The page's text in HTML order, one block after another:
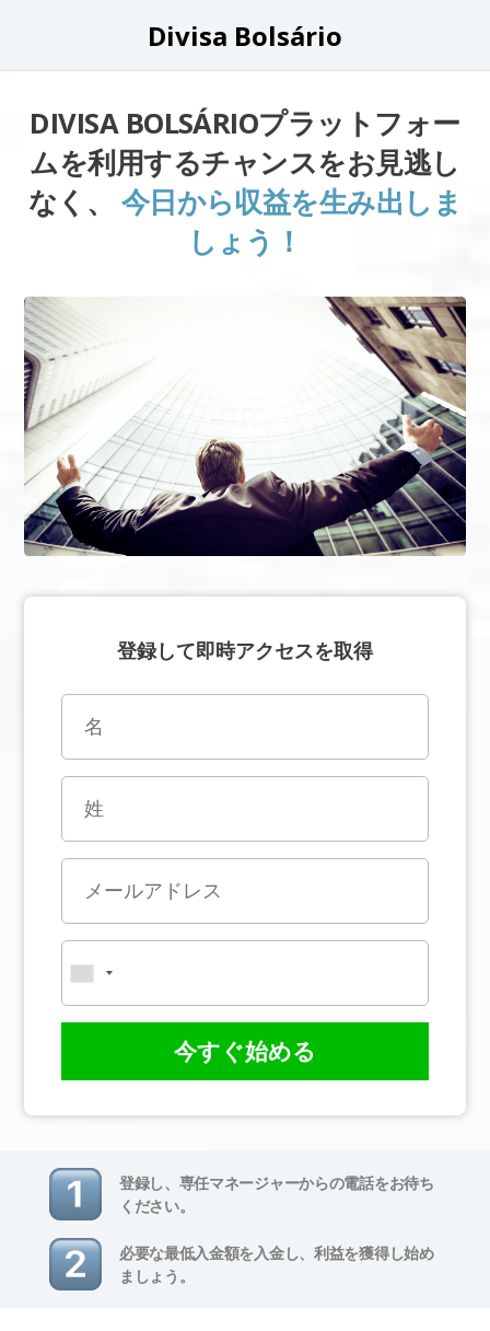
Divisa Bolsário
DIVISA BOLSÁRIOプラットフォー
ムを利用するチャンスをお見逃し
なく、 今日から収益を生み出しま
しょう！
登録して即時アクセスを取得
今すぐ始める
登録し、専任マネージャーからの電話をお待ち
ください。
必要な最低入金額を入金し、利益を獲得し始め
ましょう。